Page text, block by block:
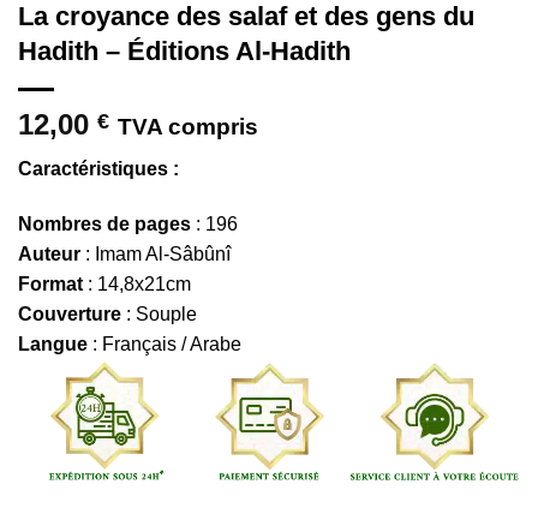
La croyance des salaf et des gens du
Hadith – Éditions Al-Hadith
12,00 € TVA compris
Caractéristiques :
Nombres de pages : 196
Auteur : Imam Al-Sâbûnî
Format : 14,8x21cm
Couverture : Souple
Langue : Français / Arabe